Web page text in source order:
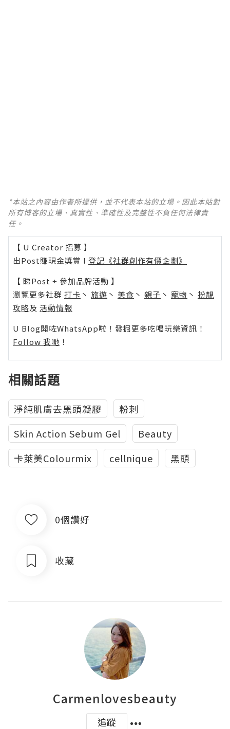
*本站之內容由作者所提供，並不代表本站的立場。因此本站對
所有博客的立場、真實性、準確性及完整性不負任何法律責
任。
【 U Creator 招募 】
出Post賺現金獎賞 l 登記《社群創作有價企劃》
【 睇Post + 參加品牌活動 】
瀏覽更多社群 打卡 丶 旅遊 丶 美食 丶 親子 丶 寵物 丶 扮靚
攻略及 活動情報
U Blog開咗WhatsApp啦！發掘更多吃喝玩樂資訊！
Follow 我哋 ！
相關話題
淨純肌膚去黑頭凝膠
粉刺
Skin Action Sebum Gel
Beauty
卡萊美Colourmix
cellnique 黑頭
0個讚好
收藏
Carmenlovesbeauty
追蹤